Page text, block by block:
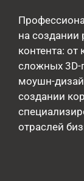
на создании
контента:
сложных 3D-
моушн-
создании
отраслей